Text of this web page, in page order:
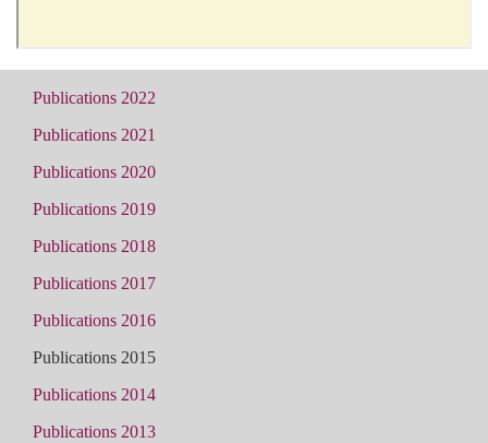
Publications 2022
Publications 2021
Publications 2020
Publications 2019
Publications 2018
Publications 2017
Publications 2016
Publications 2015
Publications 2014
Publications 2013